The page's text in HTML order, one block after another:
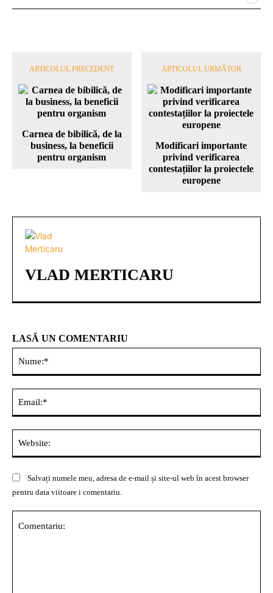
ARTICOLUL PRECEDENT
Carnea de bibilică, de la
business, la beneficii
pentru organism
ARTICOLUL URMĂTOR
Modificari importante
privind verificarea
contestațiilor la proiectele
europene
VLAD MERTICARU
LASĂ UN COMENTARIU
Salvați numele meu, adresa de e-mail și site-ul web în acest browser
pentru data viitoare i comentariu.